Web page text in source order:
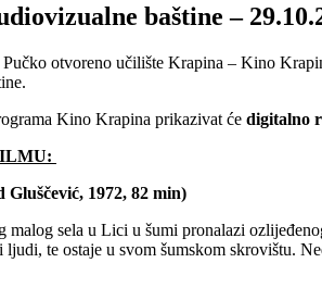
baštine –
otvoreno učilište Krapina – Kino
Kino Krapina prikazivat će digitalno
Gluščević, 1972, 82 min)
malog sela u Lici u šumi pronalazi
te ostaje u svom šumskom skrovištu.